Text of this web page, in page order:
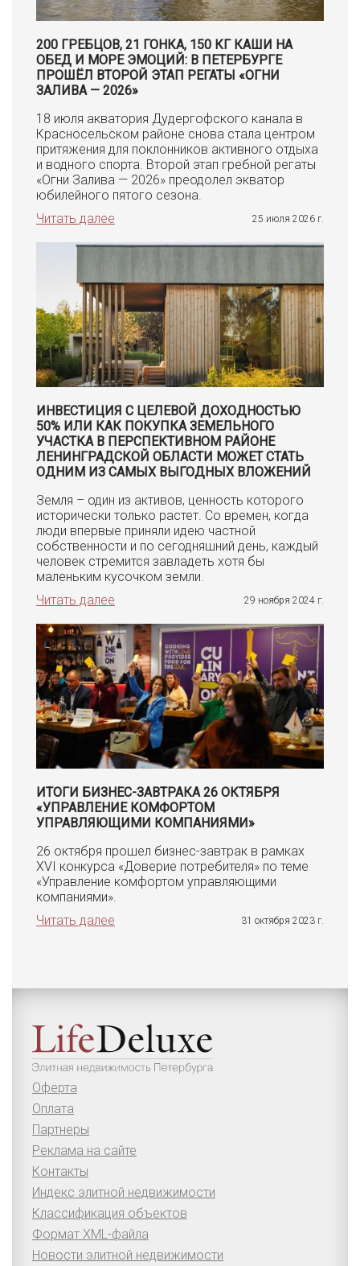
200 ГРЕБЦОВ, 21 ГОНКА, 150 КГ КАШИ НА
ОБЕД И МОРЕ ЭМОЦИЙ: В ПЕТЕРБУРГЕ
ПРОШЁЛ ВТОРОЙ ЭТАП РЕГАТЫ «ОГНИ
ЗАЛИВА — 2026»
18 июля акватория Дудергофского канала в
Красносельском районе снова стала центром
притяжения для поклонников активного отдыха
и водного спорта. Второй этап гребной регаты
«Огни Залива — 2026» преодолел экватор
юбилейного пятого сезона.
Читать далее
25 июля 2026 г.
ИНВЕСТИЦИЯ С ЦЕЛЕВОЙ ДОХОДНОСТЬЮ
50% ИЛИ КАК ПОКУПКА ЗЕМЕЛЬНОГО
УЧАСТКА В ПЕРСПЕКТИВНОМ РАЙОНЕ
ЛЕНИНГРАДСКОЙ ОБЛАСТИ МОЖЕТ СТАТЬ
ОДНИМ ИЗ САМЫХ ВЫГОДНЫХ ВЛОЖЕНИЙ
Земля – один из активов, ценность которого
исторически только растет. Со времен, когда
люди впервые приняли идею частной
собственности и по сегодняшний день, каждый
человек стремится завладеть хотя бы
маленьким кусочком земли.
Читать далее
29 ноября 2024 г.
ИТОГИ БИЗНЕС-ЗАВТРАКА 26 ОКТЯБРЯ
«УПРАВЛЕНИЕ КОМФОРТОМ
УПРАВЛЯЮЩИМИ КОМПАНИЯМИ»
26 октября прошел бизнес-завтрак в рамках
XVI конкурса «Доверие потребителя» по теме
«Управление комфортом управляющими
компаниями».
Читать далее
31 октября 2023 г.
Оферта
Оплата
Партнеры
Реклама на сайте
Контакты
Индекс элитной недвижимости
Классификация объектов
Формат XML-файла
Новости элитной недвижимости